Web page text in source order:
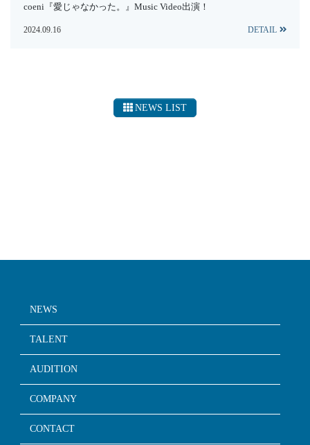
coeni『愛じゃなかった。』Music Video出演！
2024.09.16 DETAIL
NEWS LIST
NEWS
TALENT
AUDITION
COMPANY
CONTACT